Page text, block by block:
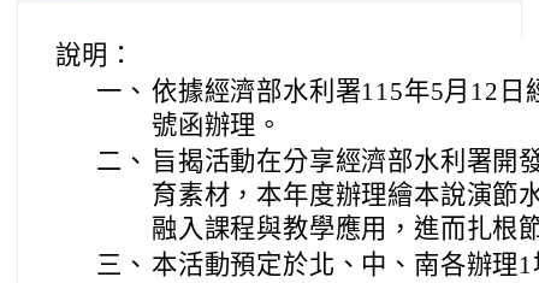
說明：
一、 依據經濟部水利署115年5月12日
號函辦理。
二、 旨揭活動在分享經濟部水利署開
育素材，本年度辦理繪本說演節
融入課程與教學應用，進而扎根
三、 本活動預定於北、中、南各辦理